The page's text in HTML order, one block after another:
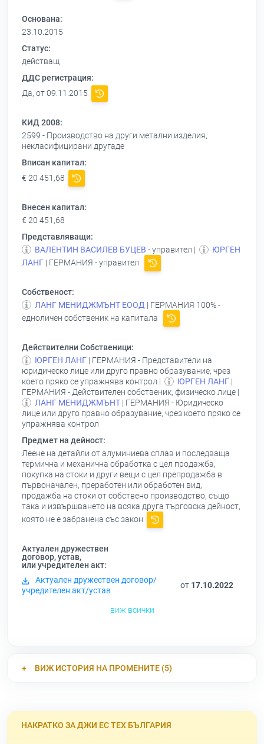
Основана:
23.10.2015
Статус:
действащ
ДДС регистрация:
Да, от 09.11.2015
КИД 2008:
2599 - Производство на други метални изделия,
некласифицирани другаде
Вписан капитал:
€ 20 451,68
Внесен капитал:
€ 20 451,68
Представляващи:
ВАЛЕНТИН ВАСИЛЕВ БУЦЕВ - управител |
ЮРГЕН
ЛАНГ | ГЕРМАНИЯ - управител
Собственост:
ЛАНГ МЕНИДЖМЪНТ ЕООД | ГЕРМАНИЯ 100% -
едноличен собственик на капитала
Действителни Собственици:
ЮРГЕН ЛАНГ | ГЕРМАНИЯ - Представители на
юридическо лице или друго правно образувание, чрез
което пряко се упражнява контрол |
ЮРГЕН ЛАНГ |
ГЕРМАНИЯ - Действителен собственик, физическо лице |
ЛАНГ МЕНИДЖМЪНТ | ГЕРМАНИЯ - Юридическо
лице или друго правно образувание, чрез което пряко се
упражнява контрол
Предмет на дейност:
Леене на детайли от алуминиева сплав и последваща
термична и механична обработка с цел продажба,
покупка на стоки и други вещи с цел препродажба в
първоначален, преработен или обработен вид,
продажба на стоки от собствено производство, също
така и извършването на всяка друга търговска дейност,
която не е забранена със закон
Актуален дружествен
договор, устав,
или учредителен акт:
Актуален дружествен договор/
учредителен акт/устав
от 17.10.2022
виж всички
ВИЖ ИСТОРИЯ НА ПРОМЕНИТЕ (5)
НАКРАТКО ЗА ДЖИ ЕС ТЕХ БЪЛГАРИЯ